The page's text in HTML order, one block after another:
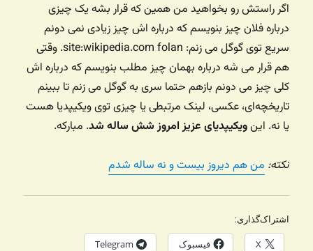
اگر راستش رو بخواهید من همین که قرار بشه یک چیزی
درباره فلان چیز بنویسم که درباره اش چیز زیادی نمی دونم
سریع توی گوگل می زنم: site:wikipedia.com folan. وقتی
هم قرار می شه درباره بهمان چیز مطلب بنویسم که درباره اش
کلی چیز می دونم بازهم حتما سری به گوگل می زنم تا ببینم
تاریخچه‌ای، عکسی، لینک مرتبطی یا چیزی توی ویکیپدیا هست
یا نه. اینویکیپدیای عزیز امروز شش ساله شد. مبارکه.
نکته: من هم دیروز بیست و نه ساله شدم
اشتراک‌گذاری:
X فیسبوک Telegram